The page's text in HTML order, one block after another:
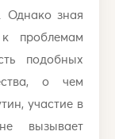
Однако зная
проблемам
подобных
о чем
участие в
вызывает